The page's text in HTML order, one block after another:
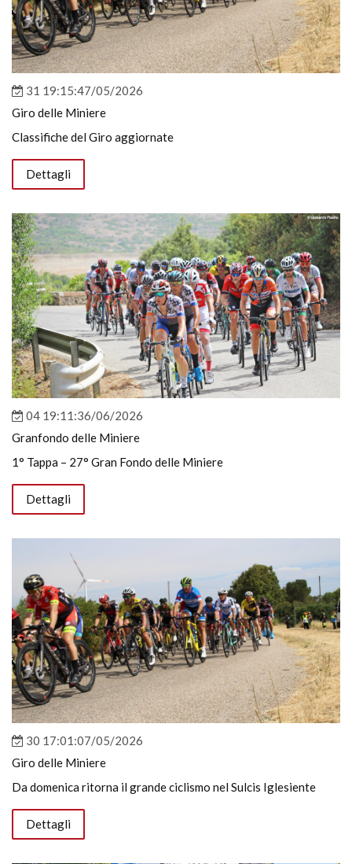
31 19:15:47/05/2026
Giro delle Miniere
Classifiche del Giro aggiornate
Dettagli
04 19:11:36/06/2026
Granfondo delle Miniere
1° Tappa – 27° Gran Fondo delle Miniere
Dettagli
30 17:01:07/05/2026
Giro delle Miniere
Da domenica ritorna il grande ciclismo nel Sulcis Iglesiente
Dettagli